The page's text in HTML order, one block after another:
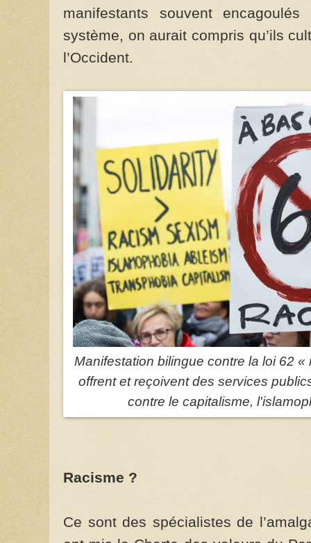
manifestants souvent
système, on aurait compris qu’ils
l’Occident.
Manifestation bilingue contre la loi 62
offrent et reçoivent des services
contre le capitalisme,
Racisme ?
Ce sont des spécialistes de